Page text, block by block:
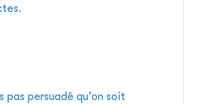
pas persuadé qu’on soit